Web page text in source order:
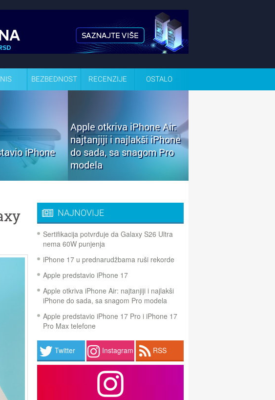
BEZBEDNOST RECENZIJE OSTALO
iPhone
Apple otkriva iPhone Air:
najtanjiji i najlakši iPhone
do sada, sa snagom Pro
modela
NAJNOVIJE
Sertifikacija potvrđuje da Galaxy S26 Ultra
nema 60W punjenja
iPhone 17 u prednarudžbama ruši rekorde
Apple predstavio iPhone 17
Apple otkriva iPhone Air: najtanjiji i najlakši
iPhone do sada, sa snagom Pro modela
Apple predstavio iPhone 17 Pro i iPhone 17
Pro Max telefone
Twitter Instagram RSS